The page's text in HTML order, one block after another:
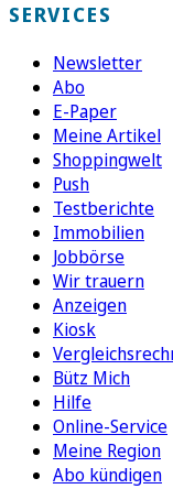
SERVICES
Newsletter
Abo
E-Paper
Meine Artikel
Shoppingwelt
Push
Testberichte
Immobilien
Jobbörse
Wir trauern
Anzeigen
Kiosk
Bütz Mich
Hilfe
Online-Service
Meine Region
Abo kündigen